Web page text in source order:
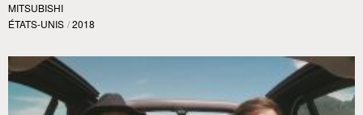
MITSUBISHI
ÉTATS-UNIS / 2018